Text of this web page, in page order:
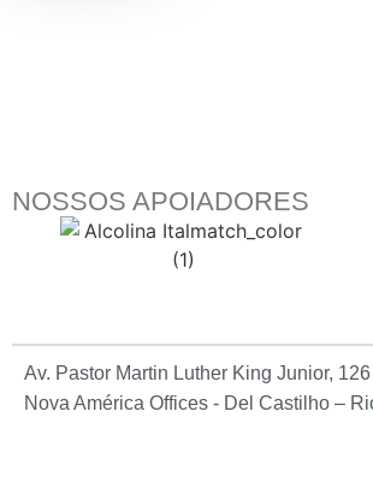
NOSSOS APOIADORES
Av. Pastor Martin Luther King Junior,
Nova América Offices - Del Castilho –